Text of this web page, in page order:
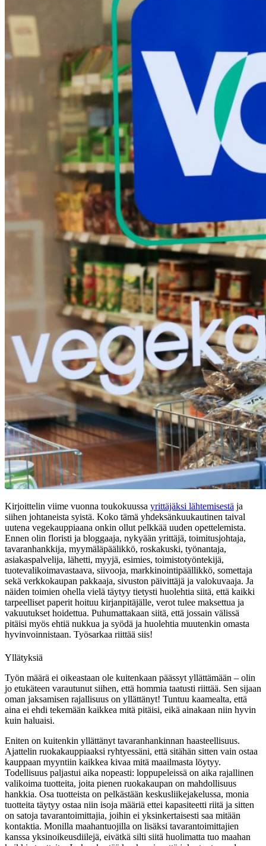
Kirjoittelin viime vuonna toukokuussa yrittäjäksi lähtemisestä ja
siihen johtaneista syistä. Koko tämä yhdeksänkuukautinen taival
uutena vegekauppiaana onkin ollut pelkkää uuden opettelemista.
Ennen olin floristi ja bloggaaja, nykyään yrittäjä, toimitusjohtaja,
tavaranhankkija, myymäläpäälikkö, roskakuski, työnantaja,
asiakaspalvelija, lähetti, myyjä, esimies, toimistotyöntekijä,
tuotevalikoimavastaava, siivooja, markkinointipäällikkö, somettaja
sekä verkkokaupan pakkaaja, sivuston päivittäjä ja valokuvaaja. Ja
näiden toimien ohella vielä täytyy tietysti huolehtia siitä, että kaikki
tarpeelliset paperit hoituu kirjanpitäjälle, verot tulee maksettua ja
vakuutukset hoidettua. Puhumattakaan siitä, että jossain välissä
pitäisi myös ehtiä nukkua ja syödä ja huolehtia muutenkin omasta
hyvinvoinnistaan. Työsarkaa riittää siis!
Yllätyksiä
Työn määrä ei oikeastaan ole kuitenkaan päässyt yllättämään – olin
jo etukäteen varautunut siihen, että hommia taatusti riittää. Sen sijaan
oman jaksamisen rajallisuus on yllättänyt! Tuntuu kaamealta, että
aina ei ehdi tekemään kaikkea mitä pitäisi, eikä ainakaan niin hyvin
kuin haluaisi.
Eniten on kuitenkin yllättänyt tavaranhankinnan haasteellisuus.
Ajattelin ruokakauppiaaksi ryhtyessäni, että sitähän sitten vain ostaa
kauppaan myyntiin kaikkea kivaa mitä maailmasta löytyy.
Todellisuus paljastui aika nopeasti: loppupeleissä on aika rajallinen
valikoima tuotteita, joita pienen ruokakaupan on mahdollisuus
hankkia. Osa tuotteista on pelkästään keskusliikejakelussa, monia
tuotteita täytyy ostaa niin isoja määriä ettei kapasiteetti riitä ja sitten
on satoja tavarantoimittajia, joihin ei yksinkertaisesti saa mitään
kontaktia. Monilla maahantuojilla on lisäksi tavarantoimittajien
kanssa yksinoikeusdiilejä, eivätkä silti siitä huolimatta tuo maahan